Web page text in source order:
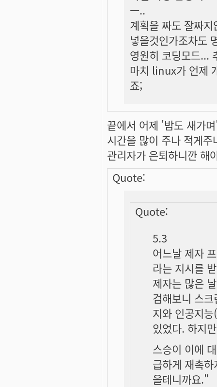
ㅡ..
계획을 짜도 잘짜
넣을것인가조차도
영원히 코딩모드...
마치 linux가 언제
죠;
끝에서 어제 '밤도 새가
시간을 많이 주나 적게
관리자가 은퇴하니깐 해
Quote:
Quote:
5.3
어느날 제자
라는 지시를
제자는 많은
검해보니 스
지와 인공지
있었다. 하지
스승이 이에
급하게 재촉
을테니까요."